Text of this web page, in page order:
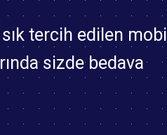
tercih edilen mobil
sizde bedava